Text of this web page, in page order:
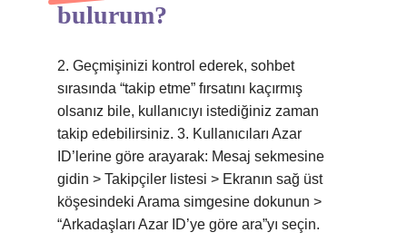
bulurum?
2. Geçmişinizi kontrol ederek, sohbet
sırasında “takip etme” fırsatını kaçırmış
olsanız bile, kullanıcıyı istediğiniz zaman
takip edebilirsiniz. 3. Kullanıcıları Azar
ID’lerine göre arayarak: Mesaj sekmesine
gidin > Takipçiler listesi > Ekranın sağ üst
köşesindeki Arama simgesine dokunun >
“Arkadaşları Azar ID’ye göre ara”yı seçin.